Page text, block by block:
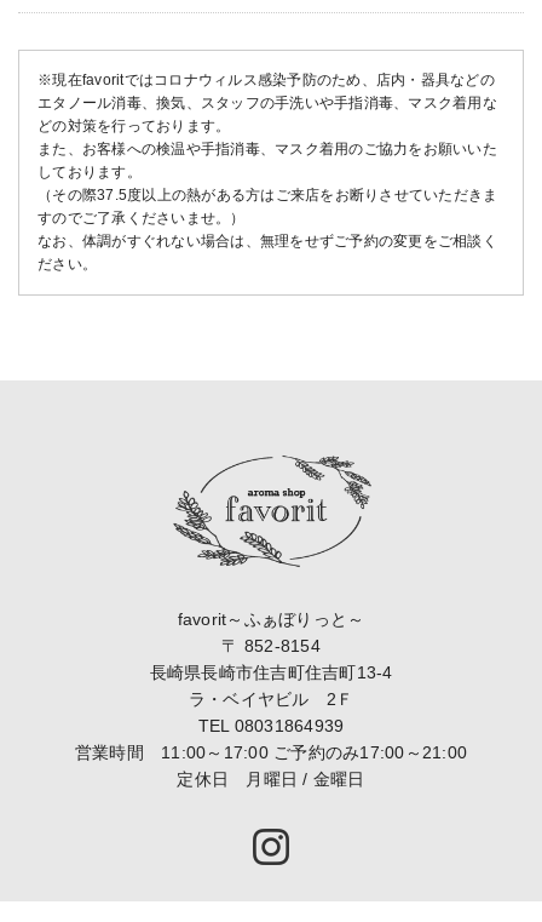
※現在favoritではコロナウィルス感染予防のため、店内・器具などの
エタノール消毒、換気、スタッフの手洗いや手指消毒、マスク着用な
どの対策を行っております。
また、お客様への検温や手指消毒、マスク着用のご協力をお願いいた
しております。
（その際37.5度以上の熱がある方はご来店をお断りさせていただきま
すのでご了承くださいませ。）
なお、体調がすぐれない場合は、無理をせずご予約の変更をご相談く
ださい。
favorit～ふぁぼりっと～
〒 852-8154
長崎県長崎市住吉町住吉町13-4
ラ・ベイヤビル 2Ｆ
TEL 08031864939
営業時間 11:00～17:00 ご予約のみ17:00～21:00
定休日 月曜日 / 金曜日